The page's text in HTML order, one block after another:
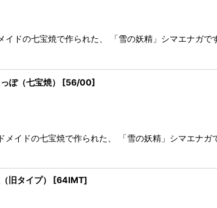
ドの七宝焼で作られた、 「雪の妖精」シマエナガ
ぽ（七宝焼） [56/00]
イドの七宝焼で作られた、 「雪の妖精」シマエナ
旧タイプ） [64IMT]